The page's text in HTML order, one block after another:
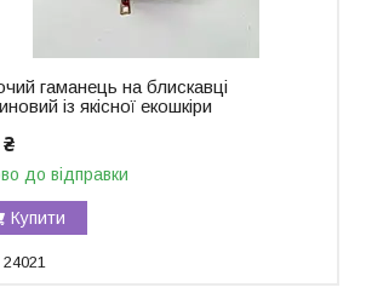
гаманець на блискавці
із якісної екошкіри
до відправки
Купити
24021